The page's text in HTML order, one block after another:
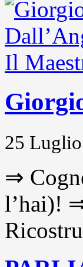
25
⇒
l’hai)!